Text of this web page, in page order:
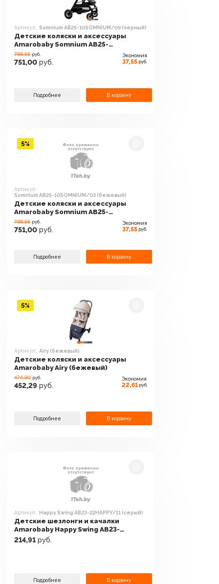
Артикул: Somnium AB25-10SOMNIUM/09 (черный)
Детские коляски и аксессуары
Amarobaby Somnium AB25-
10SOMNIUM/09 (черный)
788.55 руб.
751,00 руб.
Экономия
37,55 руб.
Подробнее В корзину
Артикул:
Somnium AB25-10SOMNIUM/03 (бежевый)
Детские коляски и аксессуары
Amarobaby Somnium AB25-
10SOMNIUM/03 (бежевый)
788.55 руб.
751,00 руб.
Экономия
37,55 руб.
Подробнее В корзину
5%
Артикул: Airy (бежевый)
Детские коляски и аксессуары
Amarobaby Airy (бежевый)
474.90 руб.
452,29 руб.
Экономия
22,61 руб.
Подробнее В корзину
5%
Артикул: Happy Swing AB23-22HAPPY/11 (серый)
Детские шезлонги и качалки
Amarobaby Happy Swing AB23-
22HAPPY/11 (серый)
214,91 руб.
Подробнее В корзину